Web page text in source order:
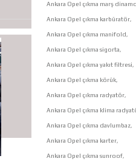
Ankara Opel çıkma marş
Ankara Opel çıkma karbüratör,
Ankara Opel çıkma manifold,
Ankara Opel çıkma sigorta,
Ankara Opel çıkma yakıt filtresi,
Ankara Opel çıkma körük,
Ankara Opel çıkma radyatör,
Ankara Opel çıkma klima
Ankara Opel çıkma davlumbaz,
Ankara Opel çıkma karter,
Ankara Opel çıkma sunroof,